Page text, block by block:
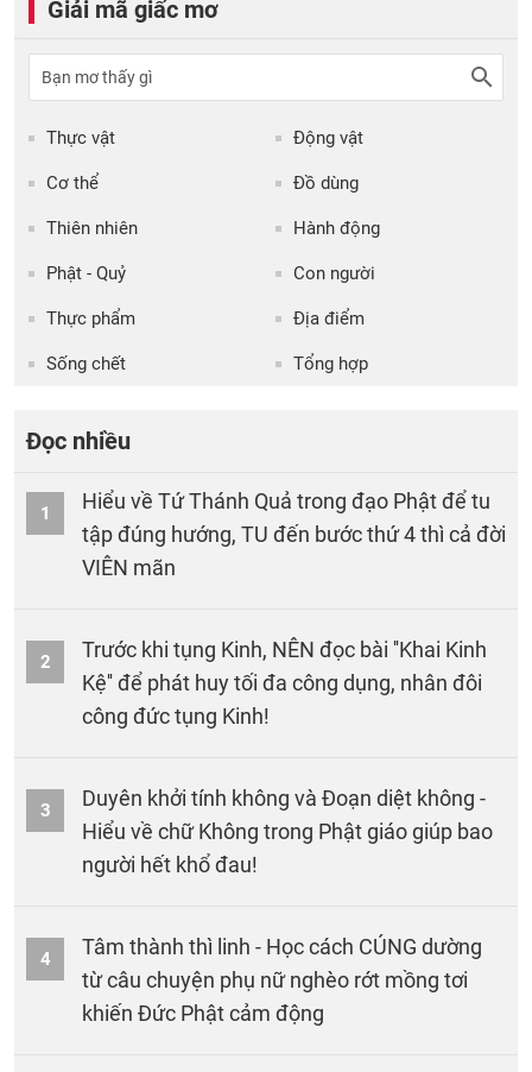
Giải mã giấc mơ
Thực vật Động vật
Cơ thể Đồ dùng
Thiên nhiên Hành động
Phật - Quỷ Con người
Thực phẩm Địa điểm
Sống chết Tổng hợp
Đọc nhiều
1
Hiểu về Tứ Thánh Quả trong đạo Phật để tu
tập đúng hướng, TU đến bước thứ 4 thì cả đời
VIÊN mãn
2
Trước khi tụng Kinh, NÊN đọc bài ''Khai Kinh
Kệ'' để phát huy tối đa công dụng, nhân đôi
công đức tụng Kinh!
3
Duyên khởi tính không và Đoạn diệt không -
Hiểu về chữ Không trong Phật giáo giúp bao
người hết khổ đau!
4
Tâm thành thì linh - Học cách CÚNG dường
từ câu chuyện phụ nữ nghèo rớt mồng tơi
khiến Đức Phật cảm động